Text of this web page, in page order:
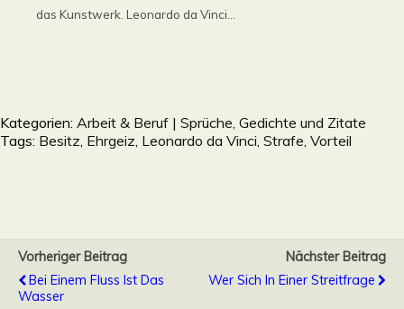
das Kunstwerk. Leonardo da Vinci...
Kategorien: Arbeit & Beruf | Sprüche, Gedichte und Zitate
Tags: Besitz Ehrgeiz Leonardo da Vinci Strafe Vorteil
Vorheriger Beitrag
Bei Einem Fluss Ist Das
Wasser
Nächster Beitrag
Wer Sich In Einer Streitfrage